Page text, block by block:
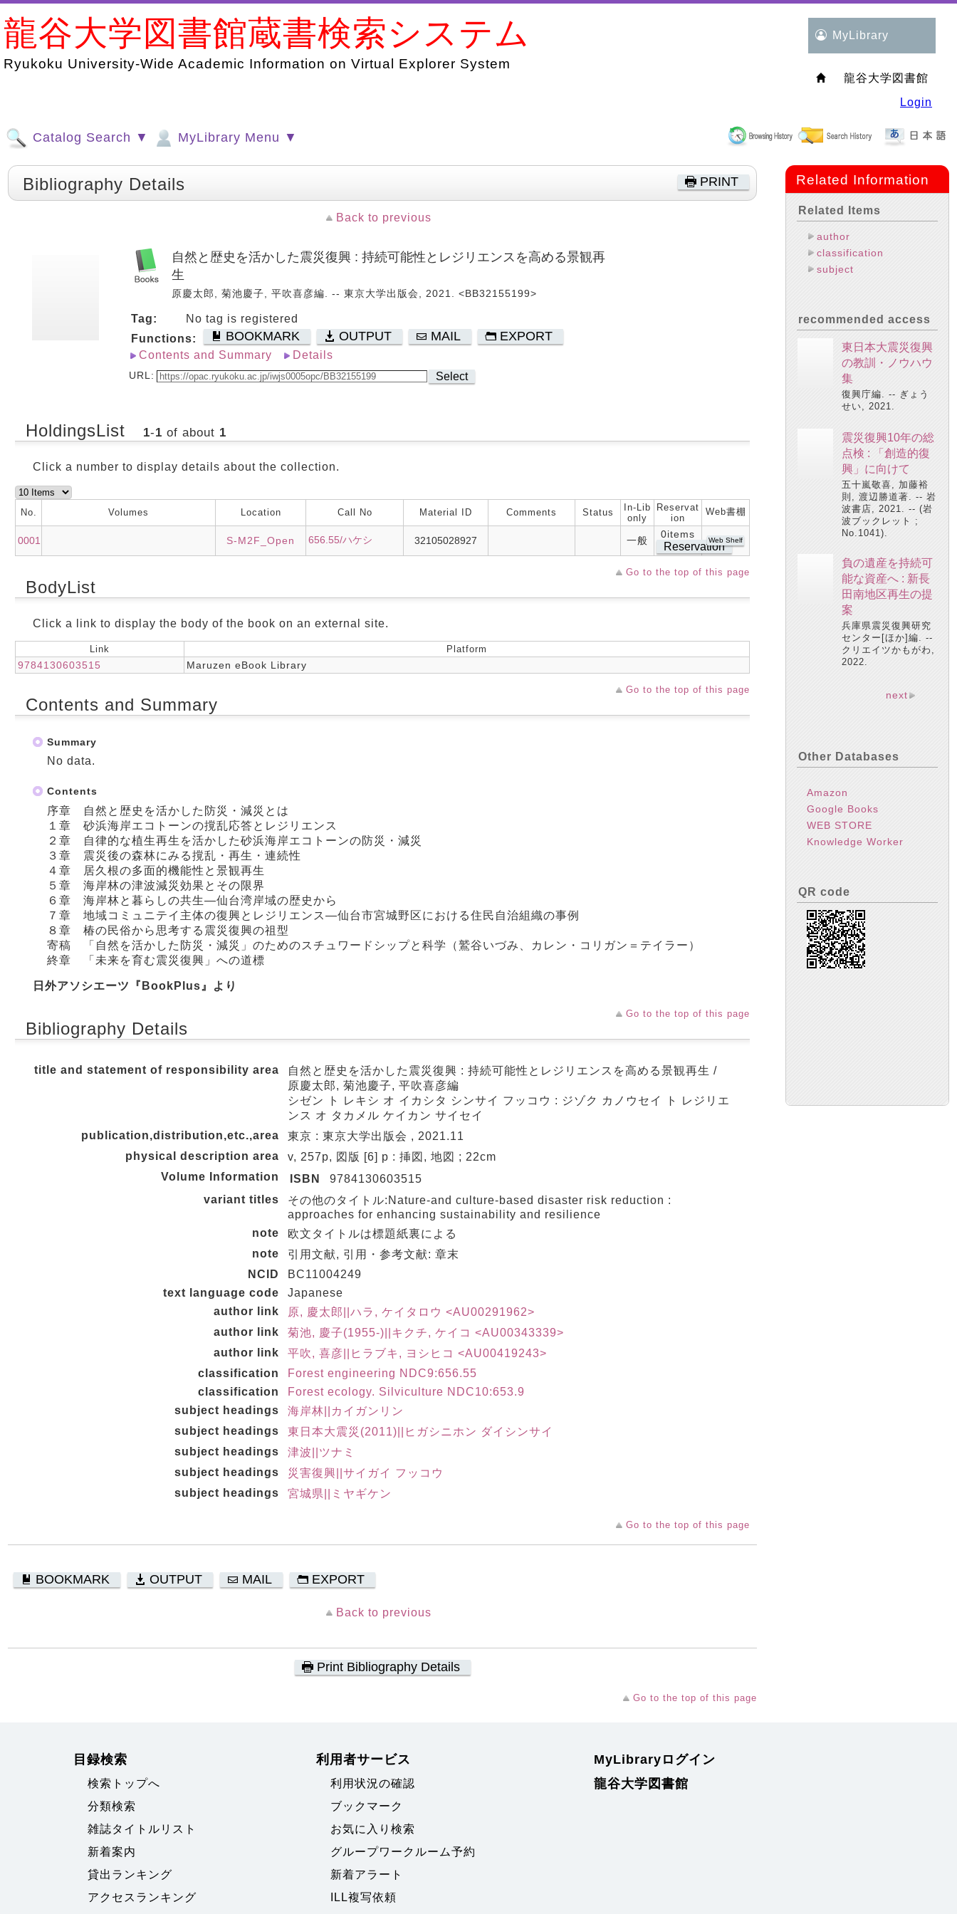
龍谷大学図書館蔵書検索システム
Ryukoku University-Wide Academic Information on Virtual Explorer System
MyLibrary
龍谷大学図書館
Login
Catalog Search ▼ MyLibrary Menu ▼
PRINT
Bibliography Details
Back to previous
自然と歴史を活かした震災復興 : 持続可能性とレジリエンスを高める景観再
生
原慶太郎, 菊池慶子, 平吹喜彦編. -- 東京大学出版会, 2021. <BB32155199>
Tag:
No tag is registered
Functions:
BOOKMARK OUTPUT MAIL EXPORT
Contents and Summary Details
URL: Select
HoldingsList 1-1 of about 1
Click a number to display details about the collection.
No. Volumes Location Call No Material ID Comments Status
In-Lib
only
Reservat
ion
Web書棚
0001 S-M2F_Open 656.55/ハケシ 32105028927 一般
0items
Reservation
Web Shelf
Go to the top of this page
BodyList
Click a link to display the body of the book on an external site.
Link Platform
9784130603515 Maruzen eBook Library
Go to the top of this page
Contents and Summary
Summary
No data.
Contents
序章 自然と歴史を活かした防災・減災とは
１章 砂浜海岸エコトーンの撹乱応答とレジリエンス
２章 自律的な植生再生を活かした砂浜海岸エコトーンの防災・減災
３章 震災後の森林にみる撹乱・再生・連続性
４章 居久根の多面的機能性と景観再生
５章 海岸林の津波減災効果とその限界
６章 海岸林と暮らしの共生―仙台湾岸域の歴史から
７章 地域コミュニテイ主体の復興とレジリエンス―仙台市宮城野区における住民自治組織の事例
８章 椿の民俗から思考する震災復興の祖型
寄稿 「自然を活かした防災・減災」のためのスチュワードシップと科学（鷲谷いづみ、カレン・コリガン＝テイラー）
終章 「未来を育む震災復興」への道標
日外アソシエーツ『BookPlus』より
Go to the top of this page
Bibliography Details
title and statement of responsibility area
自然と歴史を活かした震災復興 : 持続可能性とレジリエンスを高める景観再生 /
原慶太郎, 菊池慶子, 平吹喜彦編
シゼン ト レキシ オ イカシタ シンサイ フッコウ : ジゾク カノウセイ ト レジリエ
ンス オ タカメル ケイカン サイセイ
publication,distribution,etc.,area
東京 : 東京大学出版会 , 2021.11
physical description area
v, 257p, 図版 [6] p : 挿図, 地図 ; 22cm
Volume Information
ISBN
9784130603515
variant titles
その他のタイトル:Nature-and culture-based disaster risk reduction :
approaches for enhancing sustainability and resilience
note
欧文タイトルは標題紙裏による
note
引用文献, 引用・参考文献: 章末
NCID
BC11004249
text language code
Japanese
author link
原, 慶太郎||ハラ, ケイタロウ <AU00291962>
author link
菊池, 慶子(1955-)||キクチ, ケイコ <AU00343339>
author link
平吹, 喜彦||ヒラブキ, ヨシヒコ <AU00419243>
classification
Forest engineering NDC9:656.55
classification
Forest ecology. Silviculture NDC10:653.9
subject headings
海岸林||カイガンリン
subject headings
東日本大震災(2011)||ヒガシニホン ダイシンサイ
subject headings
津波||ツナミ
subject headings
災害復興||サイガイ フッコウ
subject headings
宮城県||ミヤギケン
Go to the top of this page
BOOKMARK OUTPUT MAIL EXPORT
Back to previous
Print Bibliography Details
Go to the top of this page
Related Information
Related Items
author
classification
subject
recommended access
東日本大震災復興
の教訓・ノウハウ
集
復興庁編. -- ぎょう
せい, 2021.
震災復興10年の総
点検 : 「創造的復
興」に向けて
五十嵐敬喜, 加藤裕
則, 渡辺勝道著. -- 岩
波書店, 2021. -- (岩
波ブックレット ;
No.1041).
負の遺産を持続可
能な資産へ : 新長
田南地区再生の提
案
兵庫県震災復興研究
センター[ほか]編. --
クリエイツかもがわ,
2022.
next
Other Databases
Amazon
Google Books
WEB STORE
Knowledge Worker
QR code
目録検索
検索トップへ
分類検索
雑誌タイトルリスト
新着案内
貸出ランキング
アクセスランキング
利用者サービス
利用状況の確認
ブックマーク
お気に入り検索
グループワークルーム予約
新着アラート
ILL複写依頼
MyLibraryログイン
龍谷大学図書館